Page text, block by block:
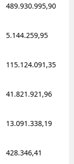
489.930.995,90
5.144.259,95
115.124.091,35
41.821.921,96
13.091.338,19
428.346,41